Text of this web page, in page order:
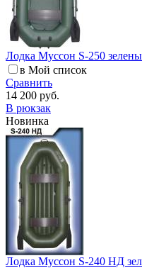
Лодка Муссон S-250
в Мой список
Сравнить
14 200 руб.
В рюкзак
Новинка
Лодка Муссон S-240 НД